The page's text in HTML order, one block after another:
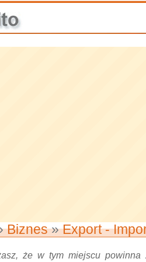
Biznes»Export -
że w tym miejscu powinna